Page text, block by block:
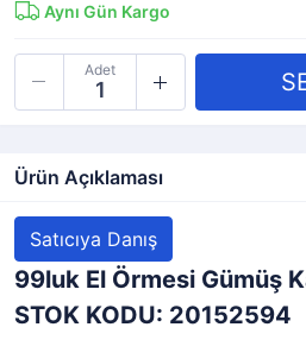
Aynı Gün Kargo
Adet
Ürün Açıklaması
Satıcıya Danış
99luk El Örmesi Gümüş
STOK KODU: 20152594